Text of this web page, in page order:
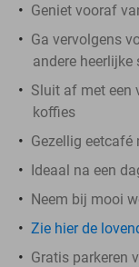
Geniet vooraf
Ga vervolgens
andere heerlijke
Sluit af met een
koffies
Gezellig eetcafé
Ideaal na een
Neem bij mooi
Zie hier de
Gratis parkeren